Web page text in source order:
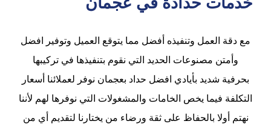
مع دقة العمل وتنفيذه أفضل مما يتوقع العميل وتوفير افضل
وأمتن مصنوعات الحديد التي نقوم بتنفيذها في تركيبها
بحرفية شديد بأيادي افضل حداد بعجمان نوفر لعملائنا أسعار
التكلفة فيما يخص الخامات والمشغولات التي نوفرها لهم لأننا
نهتم أولا بالحفاظ على ثقة ورضاء من يختارنا لتقديم أي من